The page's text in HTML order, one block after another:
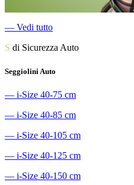
― Vedi tutto
S di Sicurezza Auto
Seggiolini Auto
― i-Size 40-75 cm
― i-Size 40-85 cm
― i-Size 40-105 cm
― i-Size 40-125 cm
― i-Size 40-150 cm